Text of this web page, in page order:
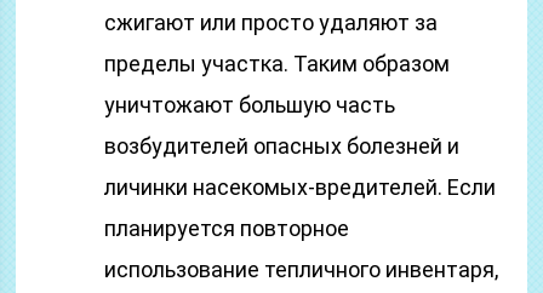
сжигают или просто удаляют за
пределы участка. Таким образом
уничтожают большую часть
возбудителей опасных болезней и
личинки насекомых-вредителей. Если
планируется повторное
использование тепличного инвентаря,